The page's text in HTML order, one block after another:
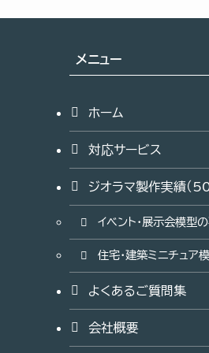
メニュー
ホーム
対応サービス
ジオラマ製作実績（
イベント・展示会模型
住宅・建築ミニチュア
よくあるご質問集
会社概要